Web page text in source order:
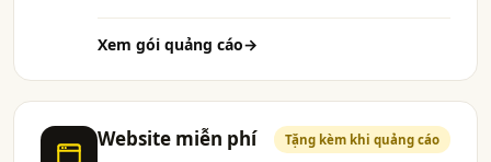
Xem gói quảng cáo→
Website miễn phí Tặng kèm khi quảng cáo